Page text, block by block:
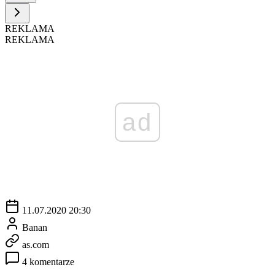
REKLAMA
REKLAMA
ad
11.07.2020 20:30
Banan
as.com
4 komentarze